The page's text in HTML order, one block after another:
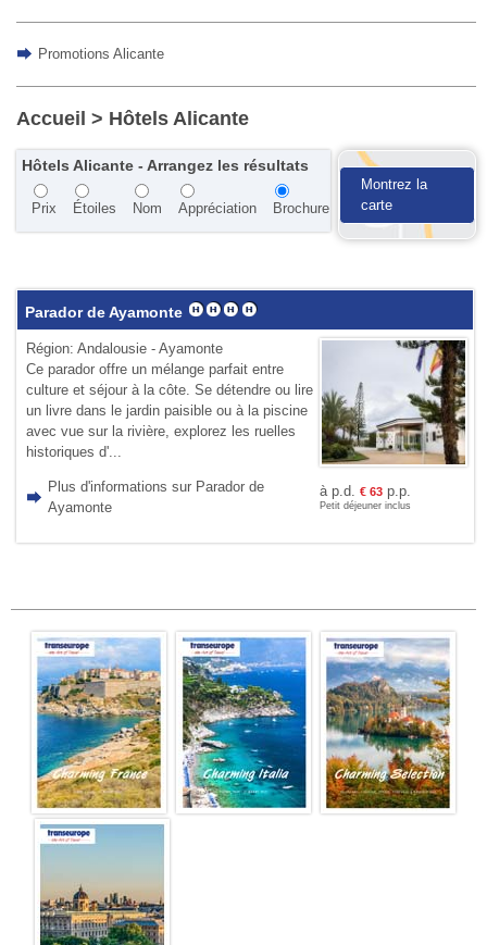
Promotions Alicante
Accueil > Hôtels Alicante
Hôtels Alicante - Arrangez les résultats
Prix Étoiles Nom Appréciation Brochure
Montrez la
carte
Parador de Ayamonte
Région: Andalousie - Ayamonte
Ce parador offre un mélange parfait entre
culture et séjour à la côte. Se détendre ou lire
un livre dans le jardin paisible ou à la piscine
avec vue sur la rivière, explorez les ruelles
historiques d'...
Plus d'informations sur Parador de
Ayamonte
à p.d. € 63p.p.
Petit déjeuner inclus